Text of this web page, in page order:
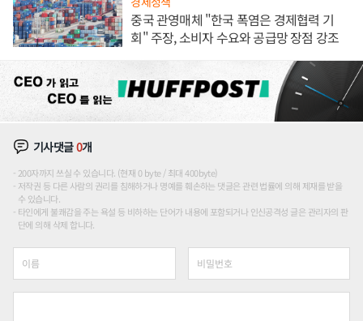
중국 관영매체 "한국 폭염은 경제협력 기
회" 주장, 소비자 수요와 공급망 장점 강조
기사댓글0개
200자까지 쓰실 수 있습니다. (현재 0 byte / 최대 400byte)
저작권 등 다른 사람의 권리를 침해하거나 명예를 훼손하는 댓글은 관련 법률에 의해 제재를 받을
수 있습니다.
타인에게 불쾌감을 주는 욕설 등 비하하는 단어가 내용에 포함되거나 인신공격성 글은 관리자의 판
단에 의해 삭제 합니다.